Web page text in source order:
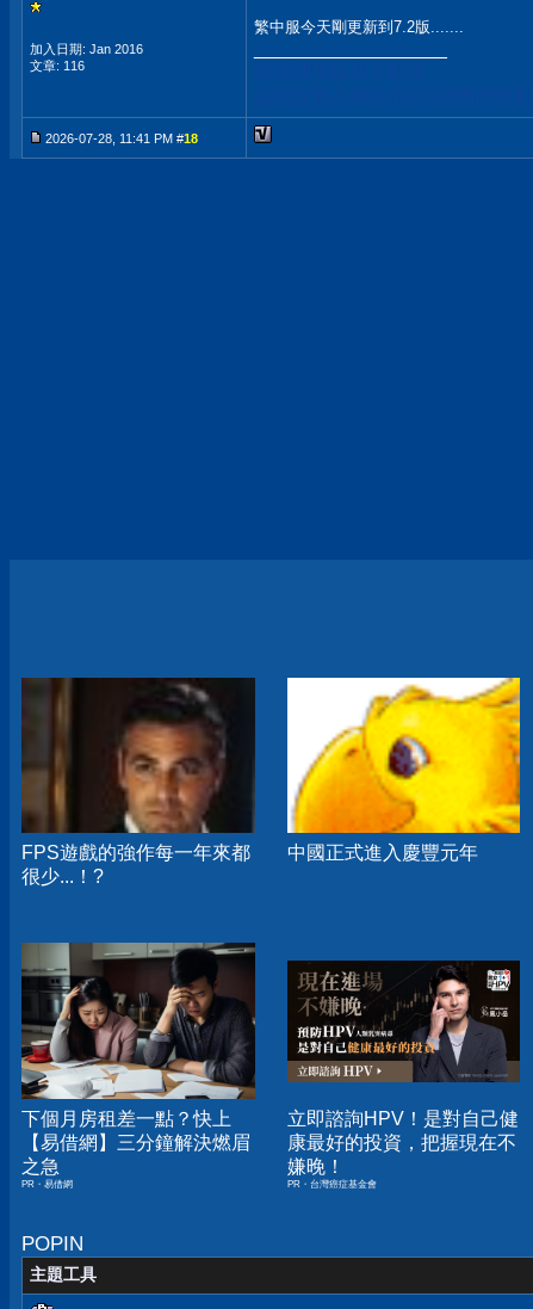
加入日期: Jan 2016
文章: 116
繁中服今天剛更新到7.2版.......
2026-07-28, 11:41 PM #18
FPS遊戲的強作每一年來都
很少...！?
中國正式進入慶豐元年
下個月房租差一點？快上
【易借網】三分鐘解決燃眉
之急
PR・易借網
立即諮詢HPV！是對自己健
康最好的投資，把握現在不
嫌晚！
PR・台灣癌症基金會
POPIN
主題工具